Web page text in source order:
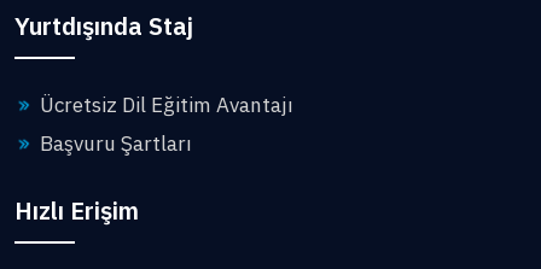
Yurtdışında Staj
Ücretsiz Dil Eğitim Avantajı
Başvuru Şartları
Hızlı Erişim